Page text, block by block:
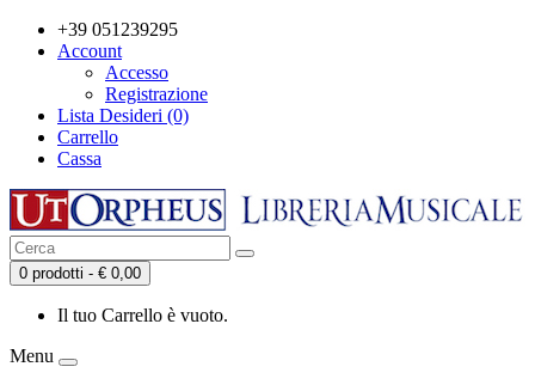
+39 051239295
Account
Accesso
Registrazione
Lista Desideri (0)
Carrello
Cassa
0 prodotti - € 0,00
Il tuo Carrello è vuoto.
Menu